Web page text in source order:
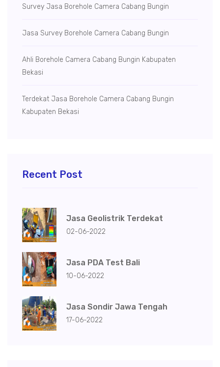
Survey Jasa Borehole Camera Cabang Bungin
Jasa Survey Borehole Camera Cabang Bungin
Ahli Borehole Camera Cabang Bungin Kabupaten
Bekasi
Terdekat Jasa Borehole Camera Cabang Bungin
Kabupaten Bekasi
Recent Post
Jasa Geolistrik Terdekat
02-06-2022
Jasa PDA Test Bali
10-06-2022
Jasa Sondir Jawa Tengah
17-06-2022